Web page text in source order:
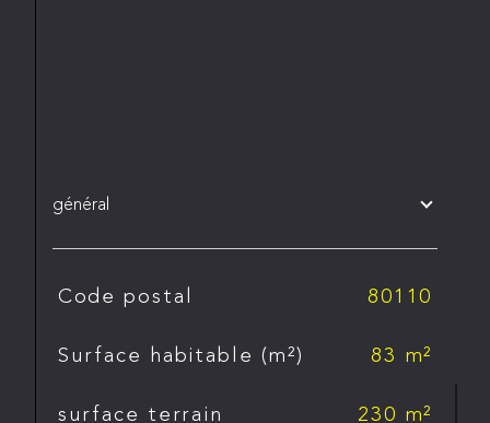
général
TRAD_SIROCCO_Caracteristique Valeurs
Code postal 80110
Surface habitable (m²) 83 m²
surface terrain 230 m²